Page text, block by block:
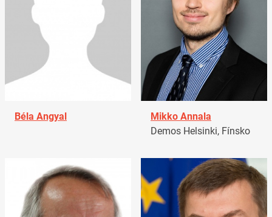
Béla Angyal
Mikko Annala
Demos Helsinki, Fínsko